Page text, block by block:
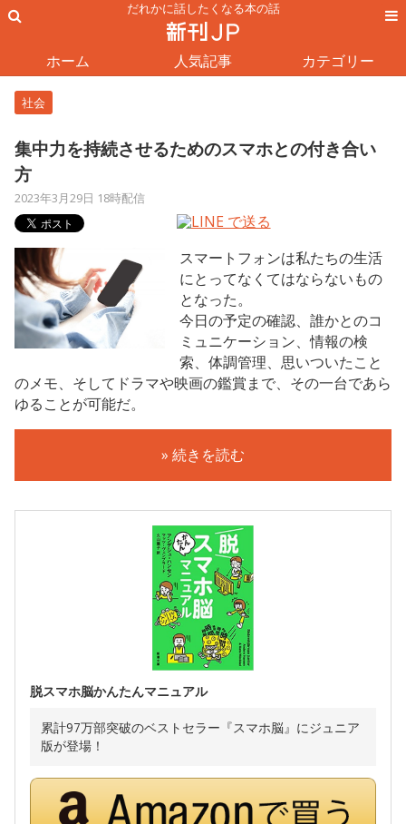
だれかに話したくなる本の話
ホーム 人気記事 カテゴリー
社会
集中力を持続させるためのスマホとの付き合い
方
2023年3月29日 18時配信
スマートフォンは私たちの生活
にとってなくてはならないもの
となった。
今日の予定の確認、誰かとのコ
ミュニケーション、情報の検
索、体調管理、思いついたこと
のメモ、そしてドラマや映画の鑑賞まで、その一台であら
ゆることが可能だ。
» 続きを読む
脱スマホ脳かんたんマニュアル
累計97万部突破のベストセラー『スマホ脳』にジュニア
版が登場！